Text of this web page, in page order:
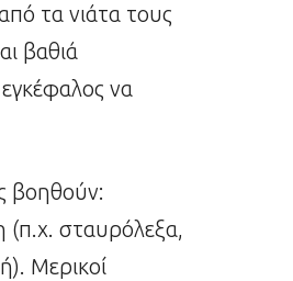
τα νιάτα τους
βαθιά
να
βοηθούν:
(π.χ. σταυρόλεξα,
Μερικοί